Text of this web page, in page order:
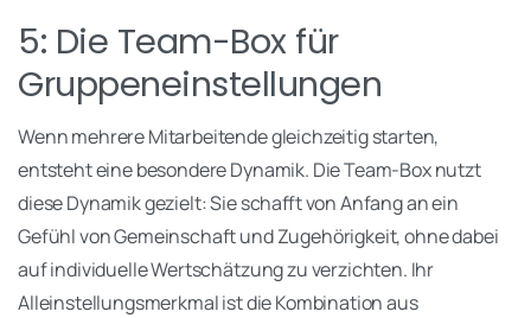
5: Die Team-Box für
Gruppeneinstellungen
Wenn mehrere Mitarbeitende gleichzeitig starten,
entsteht eine besondere Dynamik. Die Team-Box nutzt
diese Dynamik gezielt: Sie schafft von Anfang an ein
Gefühl von Gemeinschaft und Zugehörigkeit, ohne dabei
auf individuelle Wertschätzung zu verzichten. Ihr
Alleinstellungsmerkmal ist die Kombination aus